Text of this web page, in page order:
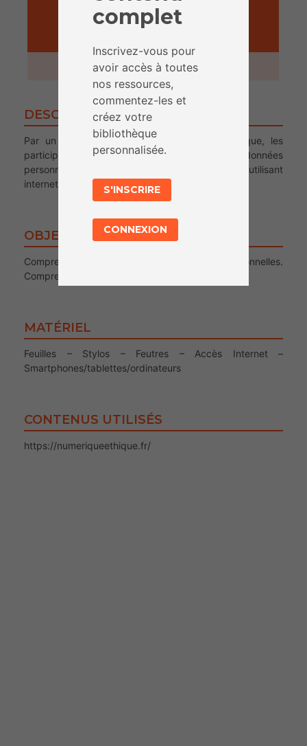
1 heure
DESCRIPTION
Par un texte à trous et une frise chronologique, les
participant.e.s sont invité.e.s à réfléchir aux données
personnelles qu’ielles laissent volontairement en utilisant
internet.
OBJECTIFS
Comprendre ce que sont les données personnelles.
Comprendre ce que sont les traces numériques.
MATÉRIEL
Feuilles – Stylos – Feutres – Accès Internet –
Smartphones/tablettes/ordinateurs
CONTENUS UTILISÉS
https://numeriqueethique.fr/
complet
Inscrivez-vous pour
avoir accès à toutes
nos ressources,
commentez-les et
créez votre
bibliothèque
personnalisée.
S'INSCRIRE
CONNEXION